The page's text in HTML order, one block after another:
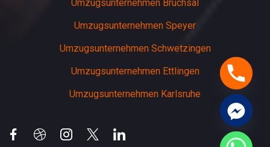
Umzugsunternehmen Bruchsal
Umzugsunternehmen Speyer
Umzugsunternehmen Schwetzingen
Umzugsunternehmen Ettlingen
Umzugsunternehmen Karlsruhe